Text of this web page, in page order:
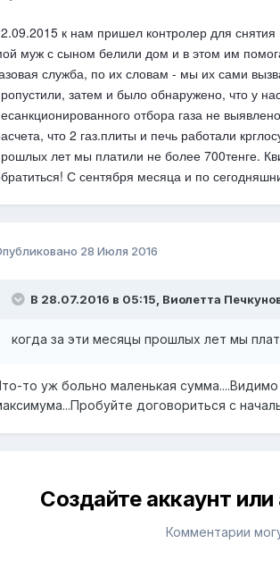
к нам пришел контролер для снятия
муж с сыном белили дом и в этом им
служба, по их словам - мы их сами
затем и было обнаружено, что у
отбора газа не
что 2 газ.плиты и печь работали
лет мы платили не более 700тенге.
С сентября месяца и по
28 Июля 2016
В 28.07.2016 в 05:15, Виолетта
когда за эти месяцы прошлых лет мы
то уж больно маленькая
договориться с
Создайте аккаунт
Комментарии